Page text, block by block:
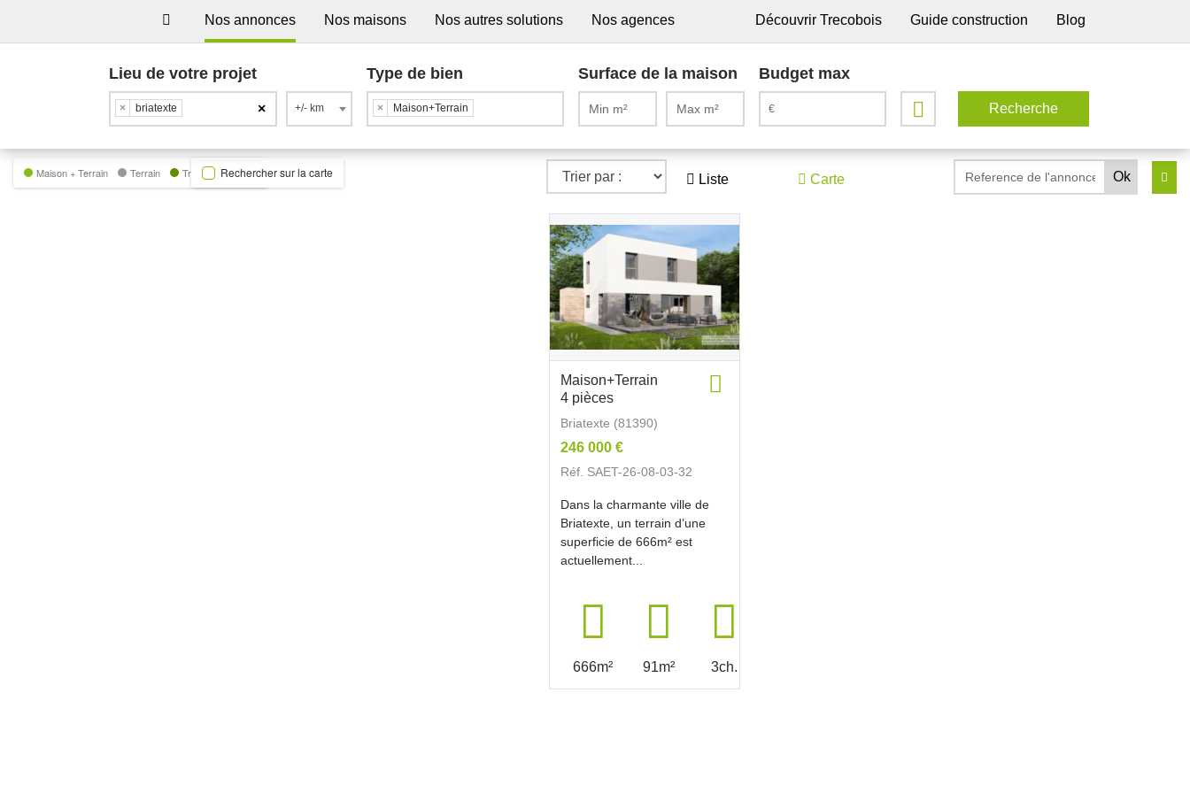
Nos annonces Nos maisons Nos autres solutions Nos agences Découvrir Trecobois Guide construction Blog
Lieu de votre projet
×
× briatexte +/- km
Type de bien
× Maison+Terrain
Surface de la maison Budget max
Liste Carte
Maison + Terrain Terrain Trecobat GreenRechercher sur la carte
Maison+Terrain
4 pièces
Briatexte (81390)
246 000 €
Réf. SAET-26-08-03-32
Dans la charmante ville de
Briatexte, un terrain d’une
superficie de 666m² est
actuellement...
666m² 91m² 3ch.